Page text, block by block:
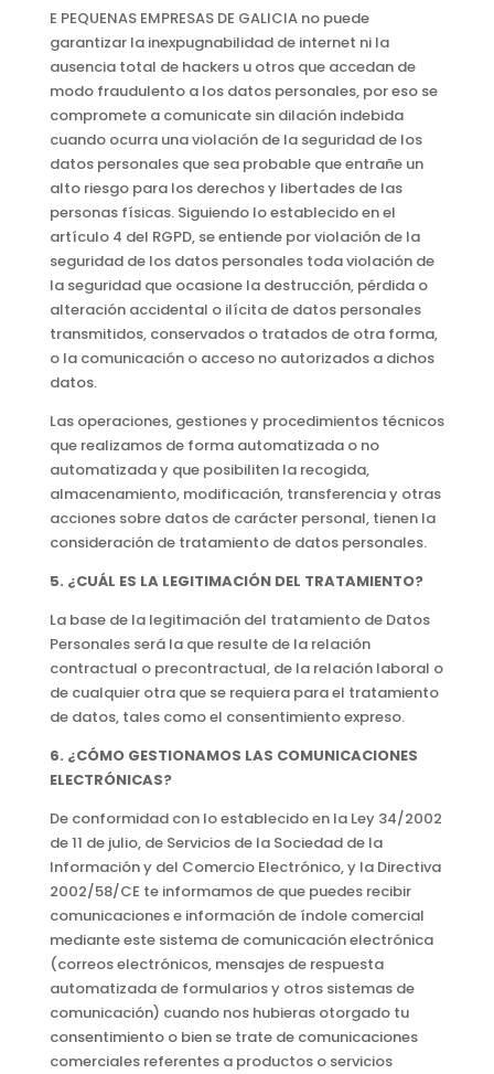
E PEQUENAS EMPRESAS DE GALICIA no puede
garantizar la inexpugnabilidad de internet ni la
ausencia total de hackers u otros que accedan de
modo fraudulento a los datos personales, por eso se
compromete a comunicate sin dilación indebida
cuando ocurra una violación de la seguridad de los
datos personales que sea probable que entrañe un
alto riesgo para los derechos y libertades de las
personas físicas. Siguiendo lo establecido en el
artículo 4 del RGPD, se entiende por violación de la
seguridad de los datos personales toda violación de
la seguridad que ocasione la destrucción, pérdida o
alteración accidental o ilícita de datos personales
transmitidos, conservados o tratados de otra forma,
o la comunicación o acceso no autorizados a dichos
datos.
Las operaciones, gestiones y procedimientos técnicos
que realizamos de forma automatizada o no
automatizada y que posibiliten la recogida,
almacenamiento, modificación, transferencia y otras
acciones sobre datos de carácter personal, tienen la
consideración de tratamiento de datos personales.
5. ¿CUÁL ES LA LEGITIMACIÓN DEL TRATAMIENTO?
La base de la legitimación del tratamiento de Datos
Personales será la que resulte de la relación
contractual o precontractual, de la relación laboral o
de cualquier otra que se requiera para el tratamiento
de datos, tales como el consentimiento expreso.
6. ¿CÓMO GESTIONAMOS LAS COMUNICACIONES
ELECTRÓNICAS?
De conformidad con lo establecido en la Ley 34/2002
de 11 de julio, de Servicios de la Sociedad de la
Información y del Comercio Electrónico, y la Directiva
2002/58/CE te informamos de que puedes recibir
comunicaciones e información de índole comercial
mediante este sistema de comunicación electrónica
(correos electrónicos, mensajes de respuesta
automatizada de formularios y otros sistemas de
comunicación) cuando nos hubieras otorgado tu
consentimiento o bien se trate de comunicaciones
comerciales referentes a productos o servicios